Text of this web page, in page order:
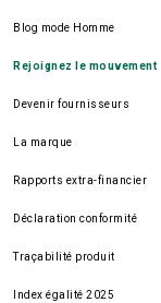
Blog mode Homme
Rejoignez le mouvement
Devenir fournisseurs
La marque
Rapports extra-financier
Déclaration conformité
Traçabilité produit
Index égalité 2025